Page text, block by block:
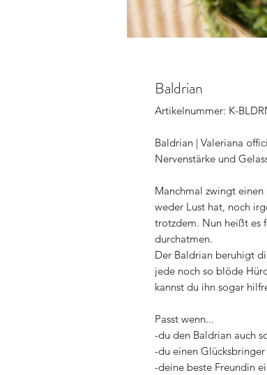
Baldrian
Artikelnummer: K-
Baldrian | Valeriana
Nervenstärke und
Manchmal zwingt
weder Lust hat, noch
trotzdem. Nun heißt es
durchatmen.
Der Baldrian beruhigt
jede noch so blöde
kannst du ihn sogar
Passt wenn...
-du den Baldrian auch
-du einen Glücksbringer
-deine beste Freundin